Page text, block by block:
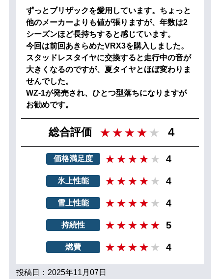
ずっとブリザックを愛用しています。ちょっと
他のメーカーよりも値が張りますが、年数は2
シーズンほど長持ちすると感じています。
今回は前回あきらめたVRX3を購入しました。
スタッドレスタイヤに交換すると走行中の音が
大きくなるのですが、夏タイヤとほぼ変わりま
せんでした。
WZ-1が発売され、ひとつ型落ちになりますが
お勧めです。
総合評価 4
価格満足度 4
氷上性能 4
雪上性能 4
持続性 5
燃費 4
投稿日：2025年11月07日